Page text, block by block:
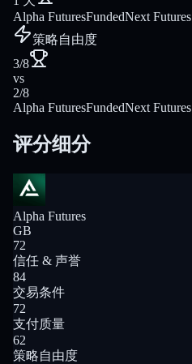
Alpha FuturesFundedNext Futures
策略自由度
3/8
vs
2/8
Alpha FuturesFundedNext Futures
评分细分
Alpha Futures
GB
72
信任 & 声誉
84
交易条件
72
支付质量
62
策略自由度